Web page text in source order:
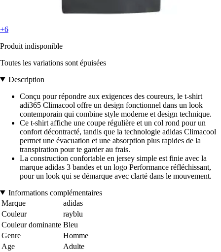
+6
Produit indisponible
Toutes les variations sont épuisées
Description
Conçu pour répondre aux exigences des coureurs, le t-shirt
adi365 Climacool offre un design fonctionnel dans un look
contemporain qui combine style moderne et design technique.
Ce t-shirt affiche une coupe régulière et un col rond pour un
confort décontracté, tandis que la technologie adidas Climacool
permet une évacuation et une absorption plus rapides de la
transpiration pour te garder au frais.
La construction confortable en jersey simple est finie avec la
marque adidas 3 bandes et un logo Performance réfléchissant,
pour un look qui se démarque avec clarté dans le mouvement.
Informations complémentaires
Marque
adidas
Couleur
rayblu
Couleur dominante Bleu
Genre
Homme
Age
Adulte